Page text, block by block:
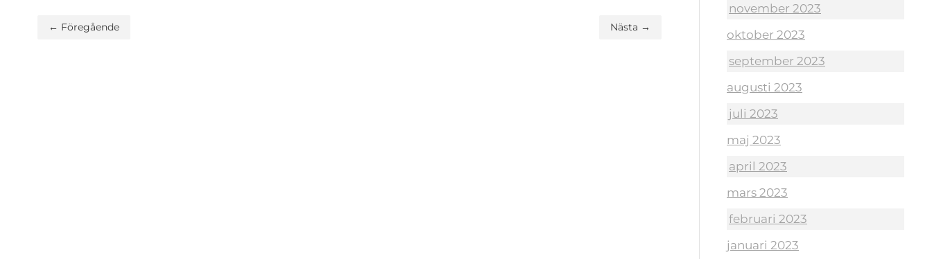
← Föregående Nästa →
november 2023
oktober 2023
september 2023
augusti 2023
juli 2023
maj 2023
april 2023
mars 2023
februari 2023
januari 2023